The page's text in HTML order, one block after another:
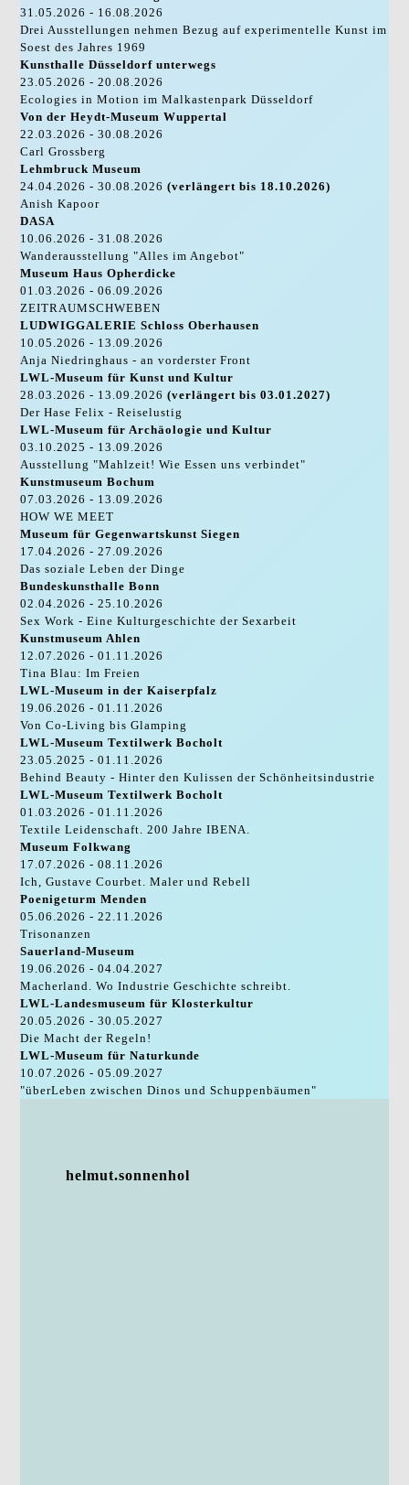
31.05.2026 - 16.08.2026
Drei Ausstellungen nehmen Bezug auf experimentelle Kunst im
Soest des Jahres 1969
Kunsthalle Düsseldorf unterwegs
23.05.2026 - 20.08.2026
Ecologies in Motion im Malkastenpark Düsseldorf
Von der Heydt-Museum Wuppertal
22.03.2026 - 30.08.2026
Carl Grossberg
Lehmbruck Museum
24.04.2026 - 30.08.2026(verlängert bis 18.10.2026)
Anish Kapoor
DASA
10.06.2026 - 31.08.2026
Wanderausstellung "Alles im Angebot"
Museum Haus Opherdicke
01.03.2026 - 06.09.2026
ZEITRAUMSCHWEBEN
LUDWIGGALERIE Schloss Oberhausen
10.05.2026 - 13.09.2026
Anja Niedringhaus - an vorderster Front
LWL-Museum für Kunst und Kultur
28.03.2026 - 13.09.2026(verlängert bis 03.01.2027)
Der Hase Felix - Reiselustig
LWL-Museum für Archäologie und Kultur
03.10.2025 - 13.09.2026
Ausstellung "Mahlzeit! Wie Essen uns verbindet"
Kunstmuseum Bochum
07.03.2026 - 13.09.2026
HOW WE MEET
Museum für Gegenwartskunst Siegen
17.04.2026 - 27.09.2026
Das soziale Leben der Dinge
Bundeskunsthalle Bonn
02.04.2026 - 25.10.2026
Sex Work - Eine Kulturgeschichte der Sexarbeit
Kunstmuseum Ahlen
12.07.2026 - 01.11.2026
Tina Blau: Im Freien
LWL-Museum in der Kaiserpfalz
19.06.2026 - 01.11.2026
Von Co-Living bis Glamping
LWL-Museum Textilwerk Bocholt
23.05.2025 - 01.11.2026
Behind Beauty - Hinter den Kulissen der Schönheitsindustrie
LWL-Museum Textilwerk Bocholt
01.03.2026 - 01.11.2026
Textile Leidenschaft. 200 Jahre IBENA.
Museum Folkwang
17.07.2026 - 08.11.2026
Ich, Gustave Courbet. Maler und Rebell
Poenigeturm Menden
05.06.2026 - 22.11.2026
Trisonanzen
Sauerland-Museum
19.06.2026 - 04.04.2027
Macherland. Wo Industrie Geschichte schreibt.
LWL-Landesmuseum für Klosterkultur
20.05.2026 - 30.05.2027
Die Macht der Regeln!
LWL-Museum für Naturkunde
10.07.2026 - 05.09.2027
"überLeben zwischen Dinos und Schuppenbäumen"
helmut.sonnenhol